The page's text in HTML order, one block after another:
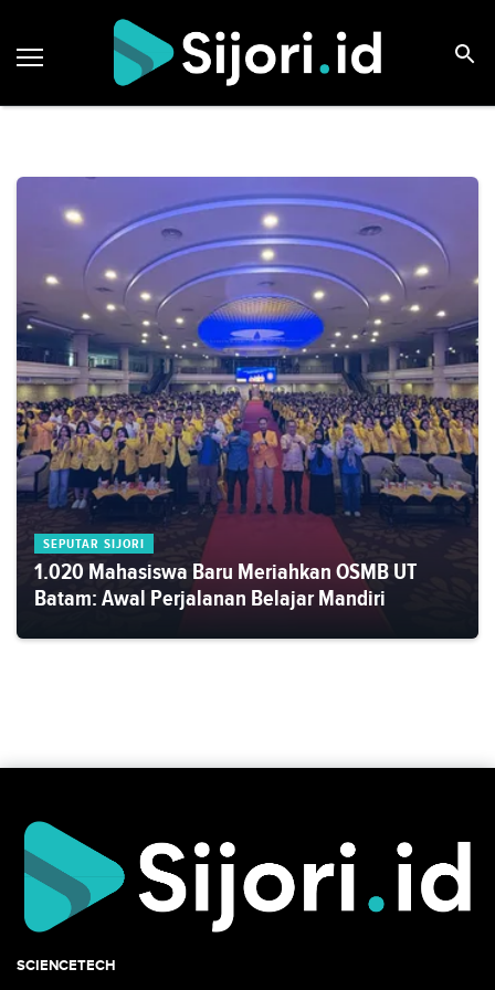
SEPUTAR SIJORI
1.020 Mahasiswa Baru Meriahkan OSMB UT
Batam: Awal Perjalanan Belajar Mandiri
SCIENCETECH